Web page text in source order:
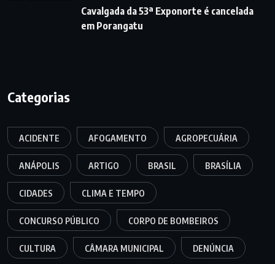
Cavalgada da 53ª Exponorte é cancelada
em Porangatu
Categorias
ACIDENTE AFOGAMENTO AGROPECUÁRIA
ANÁPOLIS ARTIGO BRASIL BRASÍLIA
CIDADES CLIMA E TEMPO
CONCURSO PÚBLICO CORPO DE BOMBEIROS
CULTURA CÂMARA MUNICIPAL DENÚNCIA